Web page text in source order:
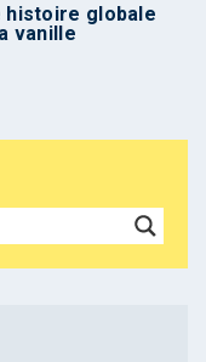
histoire globale
vanille